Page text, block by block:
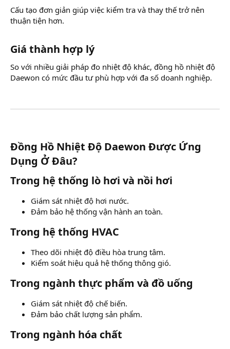
Cấu tạo đơn giản giúp việc kiểm tra và thay thế trở nên
thuận tiện hơn.
Giá thành hợp lý​
So với nhiều giải pháp đo nhiệt độ khác, đồng hồ nhiệt độ
Daewon có mức đầu tư phù hợp với đa số doanh nghiệp.
Đồng Hồ Nhiệt Độ Daewon Được Ứng
Dụng Ở Đâu?​
Trong hệ thống lò hơi và nồi hơi​
Giám sát nhiệt độ hơi nước.
Đảm bảo hệ thống vận hành an toàn.
Trong hệ thống HVAC​
Theo dõi nhiệt độ điều hòa trung tâm.
Kiểm soát hiệu quả hệ thống thông gió.
Trong ngành thực phẩm và đồ uống​
Giám sát nhiệt độ chế biến.
Đảm bảo chất lượng sản phẩm.
Trong ngành hóa chất​